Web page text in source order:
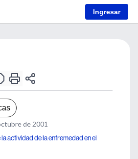
Ingresar
de 2001
actividad de la enfremedad en el